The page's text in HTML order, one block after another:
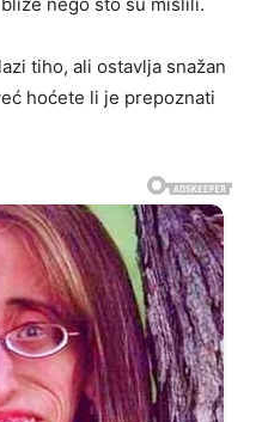
tiho, ali ostavlja snažan
hoćete li je prepoznati